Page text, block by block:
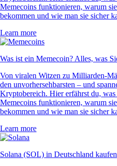
Memecoins funktionieren, warum
bekommen und wie man sie sicher
Learn more
Was ist ein Memecoin? Alles, was
Von viralen Witzen zu Milliarden-
den unvorhersehbarsten – und
Kryptobereich. Hier erfährst du,
Memecoins funktionieren, warum
bekommen und wie man sie sicher
Learn more
Solana (SOL) in Deutschland kaufen